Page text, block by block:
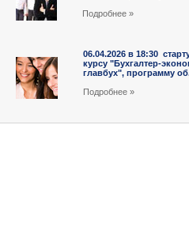
Подробнee »
06.04.2026 в 18:30
курсу "Бухгалтер-
главбух", программу
Подробнee »